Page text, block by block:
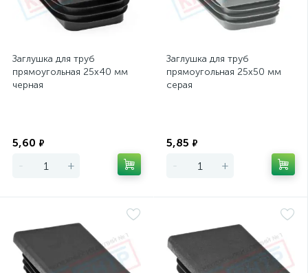
Заглушка для труб
прямоугольная 25х40 мм
черная
5,60 ₽
- +
Заглушка для труб
прямоугольная 25х50 мм
серая
5,85 ₽
- +